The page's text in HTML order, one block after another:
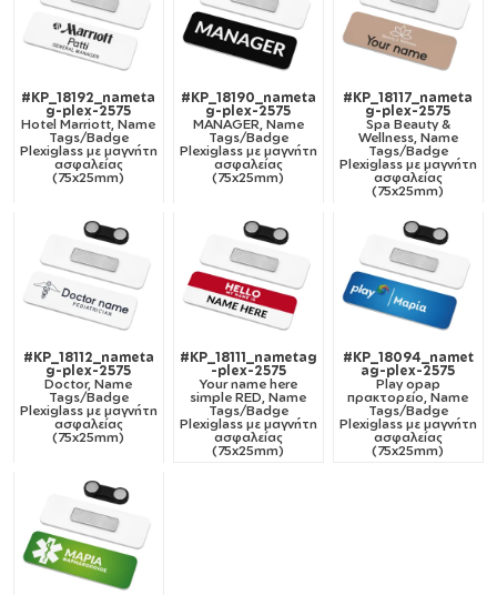
#KP_18192_nameta
g-plex-2575
Hotel Marriott, Name
Tags/Badge
Plexiglass με μαγνήτη
ασφαλείας
(75x25mm)
#KP_18190_nameta
g-plex-2575
MANAGER, Name
Tags/Badge
Plexiglass με μαγνήτη
ασφαλείας
(75x25mm)
#KP_18117_nameta
g-plex-2575
Spa Beauty &
Wellness, Name
Tags/Badge
Plexiglass με μαγνήτη
ασφαλείας
(75x25mm)
#KP_18112_nameta
g-plex-2575
Doctor, Name
Tags/Badge
Plexiglass με μαγνήτη
ασφαλείας
(75x25mm)
#KP_18111_nametag
-plex-2575
Your name here
simple RED, Name
Tags/Badge
Plexiglass με μαγνήτη
ασφαλείας
(75x25mm)
#KP_18094_namet
ag-plex-2575
Play opap
πρακτορείο, Name
Tags/Badge
Plexiglass με μαγνήτη
ασφαλείας
(75x25mm)